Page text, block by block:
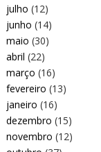
julho (12)
junho (14)
maio (30)
abril (22)
março (16)
fevereiro (13)
janeiro (16)
dezembro (15)
novembro (12)